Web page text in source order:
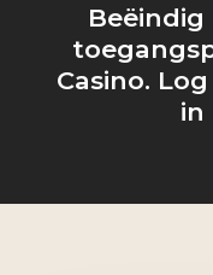
Casino.
in